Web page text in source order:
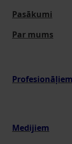
Pasākumi
Par mums
Profesionāļiem
Medijiem